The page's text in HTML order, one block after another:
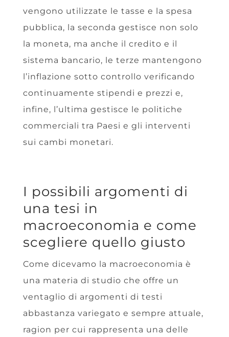
vengono utilizzate le tasse e la spesa
pubblica, la seconda gestisce non solo
la moneta, ma anche il credito e il
sistema bancario, le terze mantengono
l’inflazione sotto controllo verificando
continuamente stipendi e prezzi e,
infine, l’ultima gestisce le politiche
commerciali tra Paesi e gli interventi
sui cambi monetari.
I possibili argomenti di
una tesi in
macroeconomia e come
scegliere quello giusto
Come dicevamo la macroeconomia è
una materia di studio che offre un
ventaglio di argomenti di testi
abbastanza variegato e sempre attuale,
ragion per cui rappresenta una delle